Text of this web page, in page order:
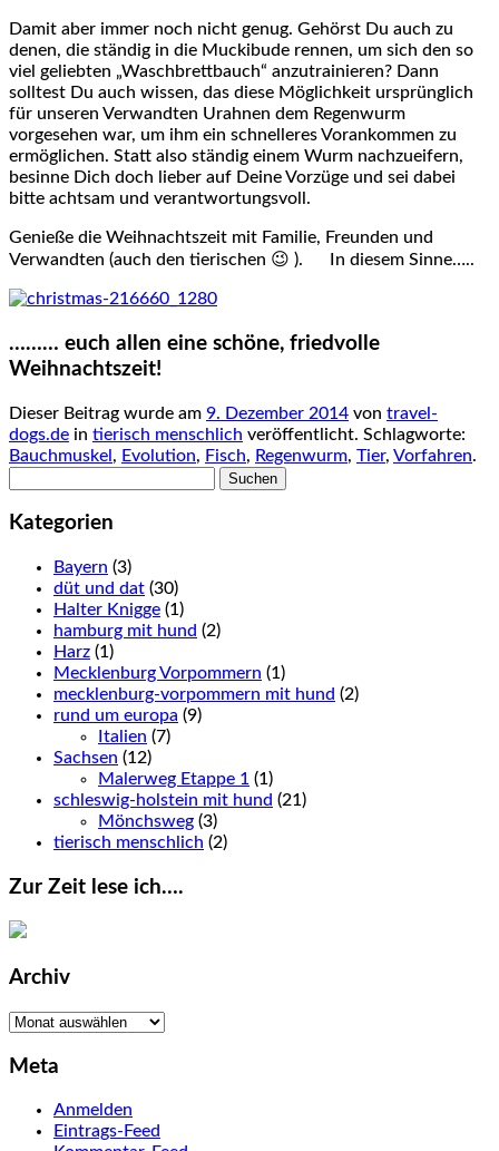
Damit aber immer noch nicht genug. Gehörst Du auch zu
denen, die ständig in die Muckibude rennen, um sich den so
viel geliebten „Waschbrettbauch“ anzutrainieren? Dann
solltest Du auch wissen, das diese Möglichkeit ursprünglich
für unseren Verwandten Urahnen dem Regenwurm
vorgesehen war, um ihm ein schnelleres Vorankommen zu
ermöglichen. Statt also ständig einem Wurm nachzueifern,
besinne Dich doch lieber auf Deine Vorzüge und sei dabei
bitte achtsam und verantwortungsvoll.
Genieße die Weihnachtszeit mit Familie, Freunden und
Verwandten (auch den tierischen 😉 ). In diesem Sinne…..
……… euch allen eine schöne, friedvolle
Weihnachtszeit!
Dieser Beitrag wurde am 9. Dezember 2014 von travel-
dogs.de in tierisch menschlich veröffentlicht. Schlagworte:
Bauchmuskel, Evolution, Fisch, Regenwurm, Tier, Vorfahren.
nach:
Kategorien
Bayern (3)
düt und dat (30)
Halter Knigge (1)
hamburg mit hund (2)
Harz (1)
Mecklenburg Vorpommern (1)
mecklenburg-vorpommern mit hund (2)
rund um europa (9)
Italien (7)
Sachsen (12)
Malerweg Etappe 1 (1)
schleswig-holstein mit hund (21)
Mönchsweg (3)
tierisch menschlich (2)
Zur Zeit lese ich….
Archiv
Archiv
Meta
Anmelden
Eintrags-Feed